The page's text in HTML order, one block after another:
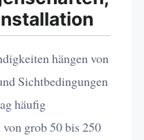
hängen von
Sichtbedingungen
häufig
grob 50 bis 250